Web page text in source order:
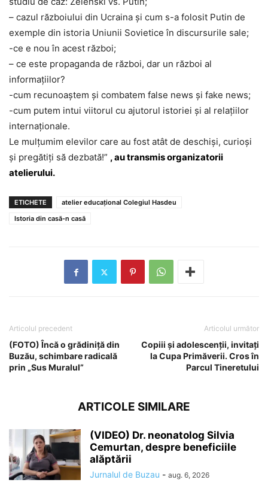
– cazul războiului din Ucraina și cum s-a folosit Putin de
exemple din istoria Uniunii Sovietice în discursurile sale;
-ce e nou în acest război;
– ce este propaganda de război, dar un război al
informațiilor?
-cum recunoaștem și combatem false news și fake news;
-cum putem intui viitorul cu ajutorul istoriei și al relațiilor
internaționale.
Le mulțumim elevilor care au fost atât de deschiși, curioși
și pregătiți să dezbată!” , au transmis organizatorii
atelierului.
ETICHETE
atelier educațional Colegiul Hasdeu
Istoria din casă-n casă
Articolul precedent
(FOTO) Încă o grădiniță din
Buzău, schimbare radicală
prin „Sus Muralul”
Articolul următor
Copiii și adolescenții, invitați
la Cupa Primăverii. Cros în
Parcul Tineretului
ARTICOLE SIMILARE
(VIDEO) Dr. neonatolog Silvia
Cemurtan, despre beneficiile
alăptării
Jurnalul de Buzau - aug. 6, 2026